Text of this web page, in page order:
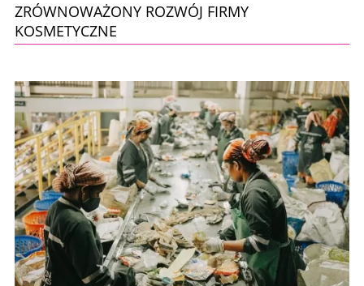
ZRÓWNOWAŻONY ROZWÓJ FIRMY
KOSMETYCZNE